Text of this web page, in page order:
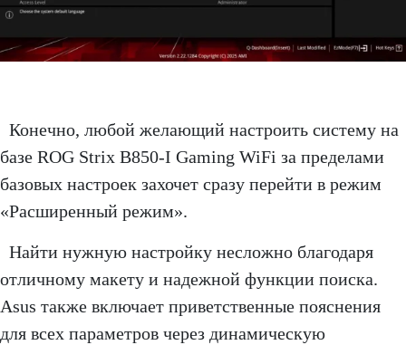
Конечно, любой желающий настроить систему на
базе ROG Strix B850-I Gaming WiFi за пределами
базовых настроек захочет сразу перейти в режим
«Расширенный режим».
Найти нужную настройку несложно благодаря
отличному макету и надежной функции поиска.
Asus также включает приветственные пояснения
для всех параметров через динамическую